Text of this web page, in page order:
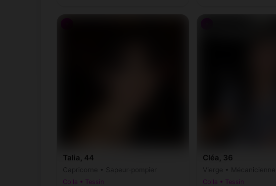
Talia, 44
Colla • Tessin
Cléa, 36
Colla • Tessin